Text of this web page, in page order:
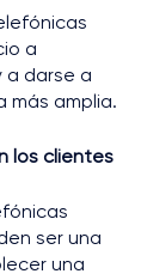
a
a darse a
más amplia.
los clientes
ser una
una